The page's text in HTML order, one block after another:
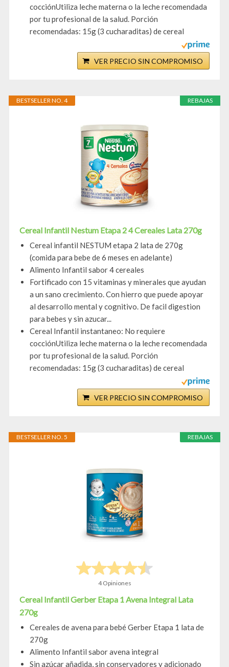
cocciónUtiliza leche materna o la leche recomendada
por tu profesional de la salud. Porción
recomendadas: 15g (3 cucharaditas) de cereal
VER PRECIO SIN COMPROMISO
REBAJAS
BESTSELLER NO. 4
Cereal Infantil Nestum Etapa 2 4 Cereales Lata 270g
Cereal infantil NESTUM etapa 2 lata de 270g
(comida para bebe de 6 meses en adelante)
Alimento Infantil sabor 4 cereales
Fortificado con 15 vitaminas y minerales que ayudan
a un sano crecimiento. Con hierro que puede apoyar
al desarrollo mental y cognitivo. De facil digestion
para bebes y sin azucar...
Cereal Infantil instantaneo: No requiere
cocciónUtiliza leche materna o la leche recomendada
por tu profesional de la salud. Porción
recomendadas: 15g (3 cucharaditas) de cereal
VER PRECIO SIN COMPROMISO
REBAJAS
BESTSELLER NO. 5
4 Opiniones
Cereal Infantil Gerber Etapa 1 Avena Integral Lata
270g
Cereales de avena para bebé Gerber Etapa 1 lata de
270g
Alimento Infantil sabor avena integral
Sin azúcar añadida, sin conservadores y adicionado